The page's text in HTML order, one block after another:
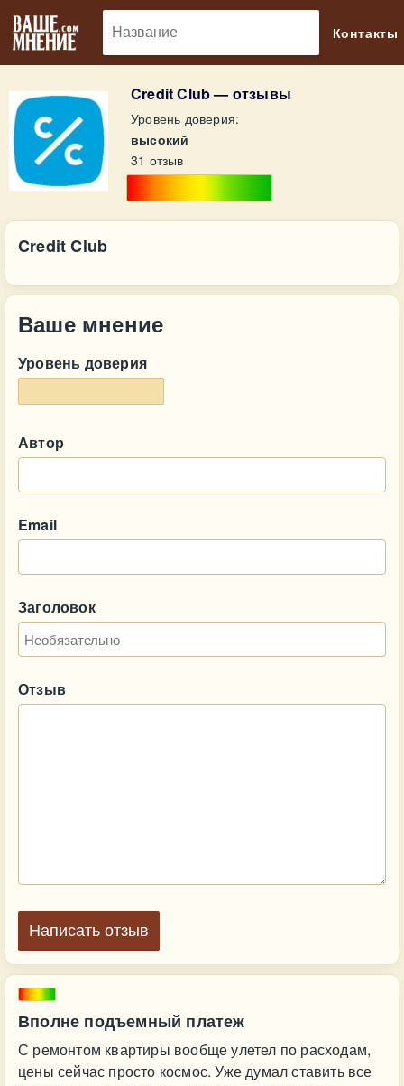
Контакты
Credit Club — отзывы
Уровень доверия:
высокий
31 отзыв
Вполне подъемный платеж
С ремонтом квартиры вообще улетел по расходам,
цены сейчас просто космос. Уже думал ставить все
Credit Club
Ваше мнение
Уровень доверия
Автор
Email
Заголовок
Отзыв
Написать отзыв